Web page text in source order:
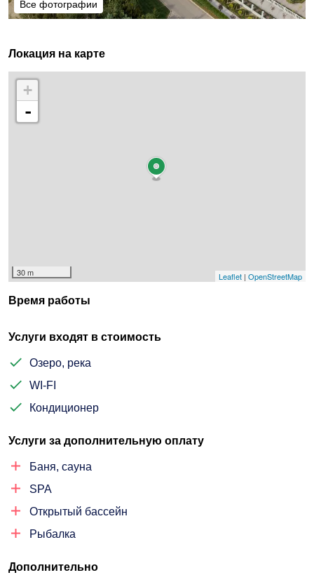
Все фотографии
Все фотографии
Локация на карте
+
-
30 m Leaflet | OpenStreetMap
Время работы
Услуги входят в стоимость
Озеро, река
WI-FI
Кондиционер
Услуги за дополнительную оплату
Баня, сауна
SPA
Открытый бассейн
Рыбалка
Дополнительно